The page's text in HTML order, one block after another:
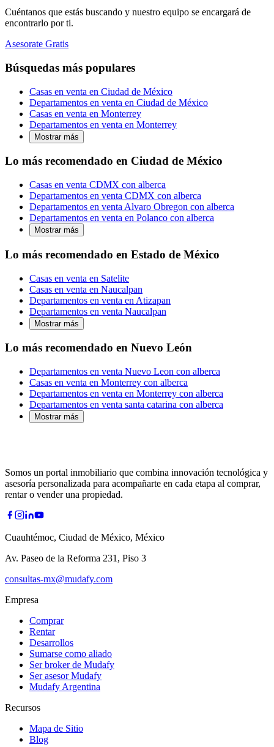
Cuéntanos que estás buscando y nuestro equipo se encargará de
encontrarlo por ti.
Asesorate Gratis
Búsquedas más populares
Casas en venta en Ciudad de México
Departamentos en venta en Ciudad de México
Casas en venta en Monterrey
Departamentos en venta en Monterrey
Mostrar más
Lo más recomendado en Ciudad de México
Casas en venta CDMX con alberca
Departamentos en venta CDMX con alberca
Departamentos en venta Alvaro Obregon con alberca
Departamentos en venta en Polanco con alberca
Mostrar más
Lo más recomendado en Estado de México
Casas en venta en Satelite
Casas en venta en Naucalpan
Departamentos en venta en Atizapan
Departamentos en venta Naucalpan
Mostrar más
Lo más recomendado en Nuevo León
Departamentos en venta Nuevo Leon con alberca
Casas en venta en Monterrey con alberca
Departamentos en venta en Monterrey con alberca
Departamentos en venta santa catarina con alberca
Mostrar más
Somos un portal inmobiliario que combina innovación tecnológica y
asesoría personalizada para acompañarte en cada etapa al comprar,
rentar o vender una propiedad.
Cuauhtémoc, Ciudad de México, México
Av. Paseo de la Reforma 231, Piso 3
consultas-mx@mudafy.com
Empresa
Comprar
Rentar
Desarrollos
Sumarse como aliado
Ser broker de Mudafy
Ser asesor Mudafy
Mudafy Argentina
Recursos
Mapa de Sitio
Blog